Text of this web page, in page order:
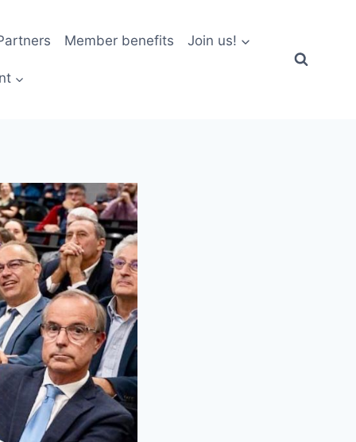
Member benefits Join us!